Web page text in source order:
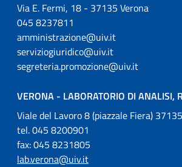
Via E. Fermi, 18 - 37135 Verona
045 8237811
amministrazione@uiv.it
serviziogiuridico@uiv.it
segreteria.promozione@uiv.it
VERONA - LABORATORIO DI ANALISI,
Viale del Lavoro 8 (piazzale Fiera)
tel. 045 8200901
fax: 045 8231805
lab.verona@uiv.it